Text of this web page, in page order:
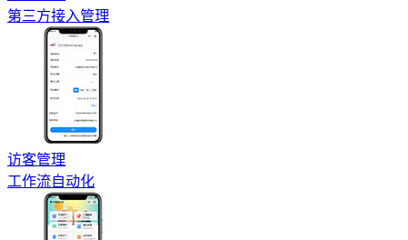
第三方接入管理
访客管理
工作流自动化